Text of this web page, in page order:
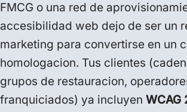
FMCG o una red de
accesibilidad web dejo de ser un
marketing para convertirse en un
homologacion. Tus clientes
grupos de restauracion,
franquiciados) ya incluyen WCAG